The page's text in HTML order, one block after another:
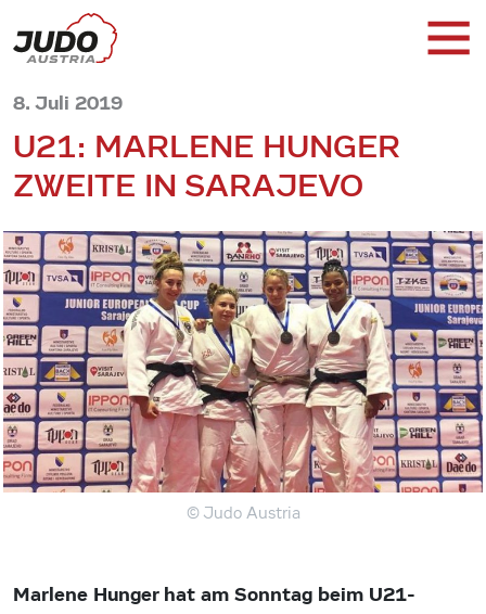
8. Juli 2019
U21: MARLENE HUNGER
ZWEITE IN SARAJEVO
© Judo Austria
Marlene Hunger hat am Sonntag beim U21-